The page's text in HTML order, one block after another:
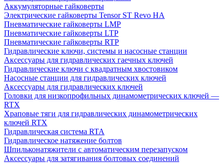
Аккумуляторные гайковерты
Электрические гайковерты Tensor ST Revo HA
Пневматические гайковерты LMP
Пневматические гайковерты LTP
Пневматические гайковерты RTP
Гидравлические ключи, системы и насосные станции
Аксессуары для гидравлических гаечных ключей
Гидравлические ключи с квадратным хвостовиком
Насосные станции для гидравлических ключей
Аксессуары для гидравлических ключей
Головки для низкопрофильных динамометрических ключей —
RTX
Храповые тяги для гидравлических динамометрических
ключей RTX
Гидравлическая система RTA
Гидравлическое натяжение болтов
Шпильконатяжители с автоматическим перезапуском
Аксессуары для затягивания болтовых соединений